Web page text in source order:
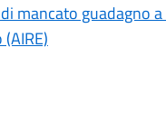
mancato guadagno